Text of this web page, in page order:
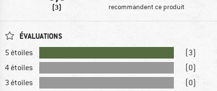
(3) recommandent ce produit
ÉVALUATIONS
5 étoiles
(3)
4 étoiles
(0)
3 étoiles
(0)